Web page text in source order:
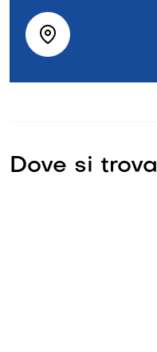
Dove si trova